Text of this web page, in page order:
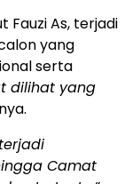
Fauzi As, terjadi
yang
serta
dilihat yang
Camat